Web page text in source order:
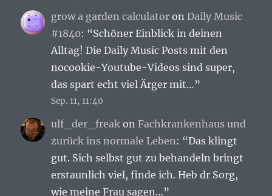
grow a garden calculator on Daily Music
#1840: “Schöner Einblick in deinen
Alltag! Die Daily Music Posts mit den
nocookie-Youtube-Videos sind super,
das spart echt viel Ärger mit…”
Sep. 11, 11:40
ulf_der_freak onFachkrankenhaus und
zurück ins normale Leben: “Das klingt
gut. Sich selbst gut zu behandeln bringt
erstaunlich viel, finde ich. Heb dr Sorg,
wie meine Frau sagen…”